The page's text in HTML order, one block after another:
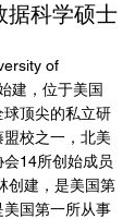
据科学硕士
of
建，位于美国
顶尖的私立研
校之一，北美
14所创始成员
创建，是美国第
国第一所从事